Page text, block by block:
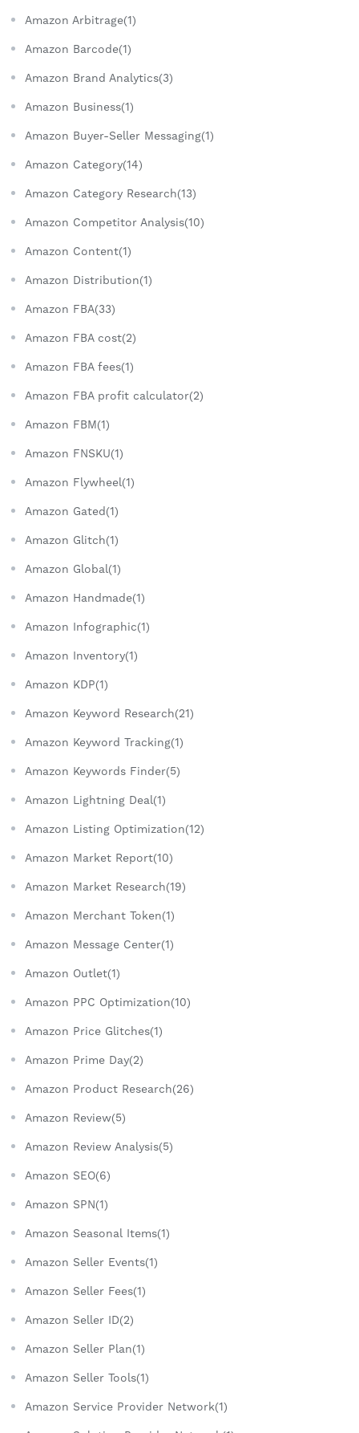
Amazon Arbitrage(1)
Amazon Barcode(1)
Amazon Brand Analytics(3)
Amazon Business(1)
Amazon Buyer-Seller Messaging(1)
Amazon Category(14)
Amazon Category Research(13)
Amazon Competitor Analysis(10)
Amazon Content(1)
Amazon Distribution(1)
Amazon FBA(33)
Amazon FBA cost(2)
Amazon FBA fees(1)
Amazon FBA profit calculator(2)
Amazon FBM(1)
Amazon FNSKU(1)
Amazon Flywheel(1)
Amazon Gated(1)
Amazon Glitch(1)
Amazon Global(1)
Amazon Handmade(1)
Amazon Infographic(1)
Amazon Inventory(1)
Amazon KDP(1)
Amazon Keyword Research(21)
Amazon Keyword Tracking(1)
Amazon Keywords Finder(5)
Amazon Lightning Deal(1)
Amazon Listing Optimization(12)
Amazon Market Report(10)
Amazon Market Research(19)
Amazon Merchant Token(1)
Amazon Message Center(1)
Amazon Outlet(1)
Amazon PPC Optimization(10)
Amazon Price Glitches(1)
Amazon Prime Day(2)
Amazon Product Research(26)
Amazon Review(5)
Amazon Review Analysis(5)
Amazon SEO(6)
Amazon SPN(1)
Amazon Seasonal Items(1)
Amazon Seller Events(1)
Amazon Seller Fees(1)
Amazon Seller ID(2)
Amazon Seller Plan(1)
Amazon Seller Tools(1)
Amazon Service Provider Network(1)